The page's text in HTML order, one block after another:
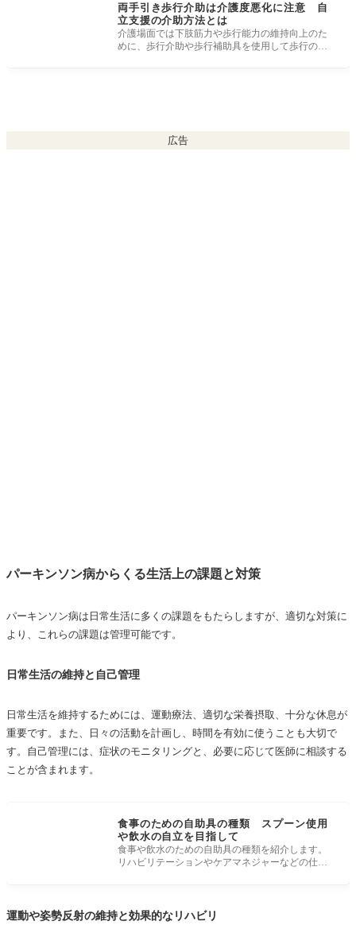
両手引き歩行介助は介護度悪化に注意 自
立支援の介助方法とは
介護場面では下肢筋力や歩行能力の維持向上のた
めに、歩行介助や歩行補助具を使用して歩行の機
広告
パーキンソン病からくる生活上の課題と対策
パーキンソン病は日常生活に多くの課題をもたらしますが、適切な対策に
より、これらの課題は管理可能です。
日常生活の維持と自己管理
日常生活を維持するためには、運動療法、適切な栄養摂取、十分な休息が
重要です。また、日々の活動を計画し、時間を有効に使うことも大切で
す。自己管理には、症状のモニタリングと、必要に応じて医師に相談する
ことが含まれます。
食事のための自助具の種類 スプーン使用
や飲水の自立を目指して
食事や飲水のための自助具の種類を紹介します。
リハビリテーションやケアマネジャーなどの仕事
運動や姿勢反射の維持と効果的なリハビリ